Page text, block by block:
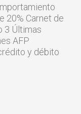
20% Carnet de
3 Últimas
AFP
y débito